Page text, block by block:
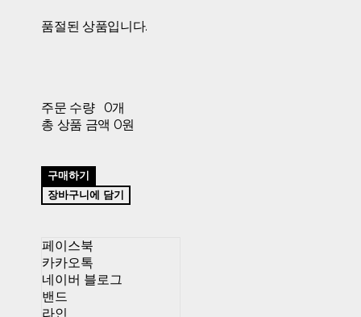
품절된 상품입니다.
주문 수량
0개
총 상품 금액 0원
구매하기
장바구니에 담기
페이스북
카카오톡
네이버 블로그
밴드
라인